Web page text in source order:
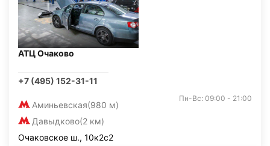
АТЦ Очаково
+7 (495) 152-31-11
Аминьевская(980 м)
Давыдково(2 км)
Пн-Вс: 09:00 - 21:00
Очаковское ш., 10к2с2